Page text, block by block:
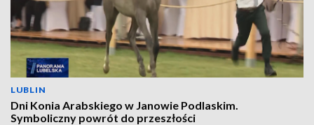
LUBLIN
Dni Konia Arabskiego w Janowie Podlaskim.
Symboliczny powrót do przeszłości